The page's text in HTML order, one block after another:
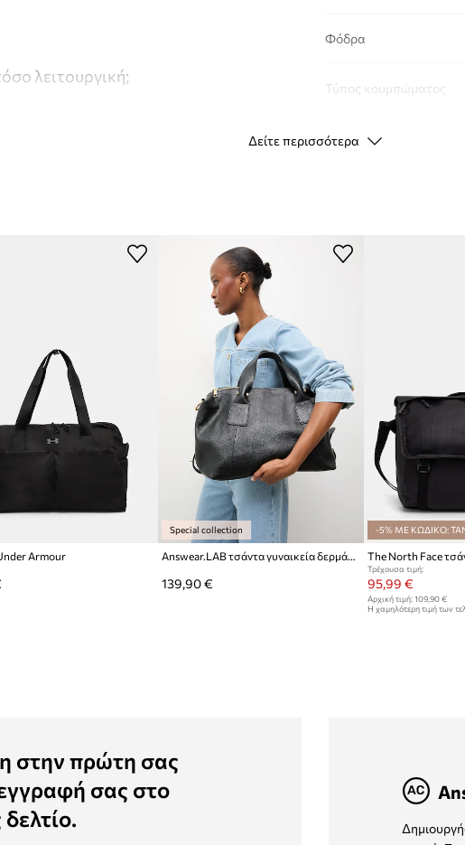
λειτουργική;
βάρος.
επιτρέπει την προσαρμογή του
συμβάλλουν στην ελαφρότητα
της.
σε συνδυασμό με τη λειτουργικότητα
την ευέλικτη συσκευασία και την
επιτρέπει την ασφαλή
Φόδρα
Τύπος κουμπώματος
κατασκευαστή
Κατασκευαστής
ID προϊόντος
Δείτε περισσότερα
Armour
Special collection
139,90 €
-5% ΜΕ ΚΩΔΙΚΟ:
Τρέχουσα τιμή:
95,99 €
Αρχική τιμή: 109,90 €
Η χαμηλότερη τιμή των
στην πρώτη σας
σας στο